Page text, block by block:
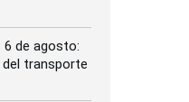
6 de agosto:
transporte